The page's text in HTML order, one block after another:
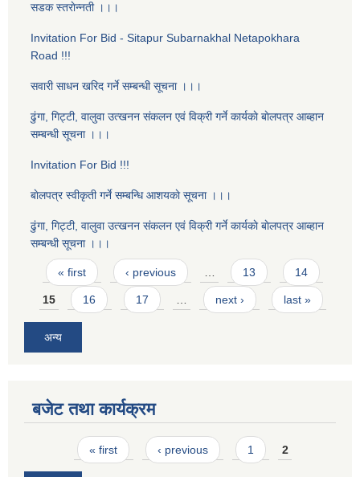
सडक स्तराेन्नती ।।।
Invitation For Bid - Sitapur Subarnakhal Netapokhara
Road !!!
सवारी साधन खरिद गर्ने सम्बन्धी सूचना ।।।
ढुंगा, गिट्टी, वालुवा उत्खनन संकलन एवं विक्री गर्ने कार्यकाे बाेलपत्र आब्हान
सम्बन्धी सूचना ।।।
Invitation For Bid !!!
बाेलपत्र स्वीकृती गर्ने सम्बन्धि आशयकाे सूचना ।।।
ढुंगा, गिट्टी, वालुवा उत्खनन संकलन एवं विक्री गर्ने कार्यकाे बाेलपत्र आब्हान
सम्बन्धी सूचना ।।।
Pages
« first ‹ previous … 13 14
15 16 17 … next › last »
अन्य
बजेट तथा कार्यक्रम
Pages« first ‹ previous 1 2